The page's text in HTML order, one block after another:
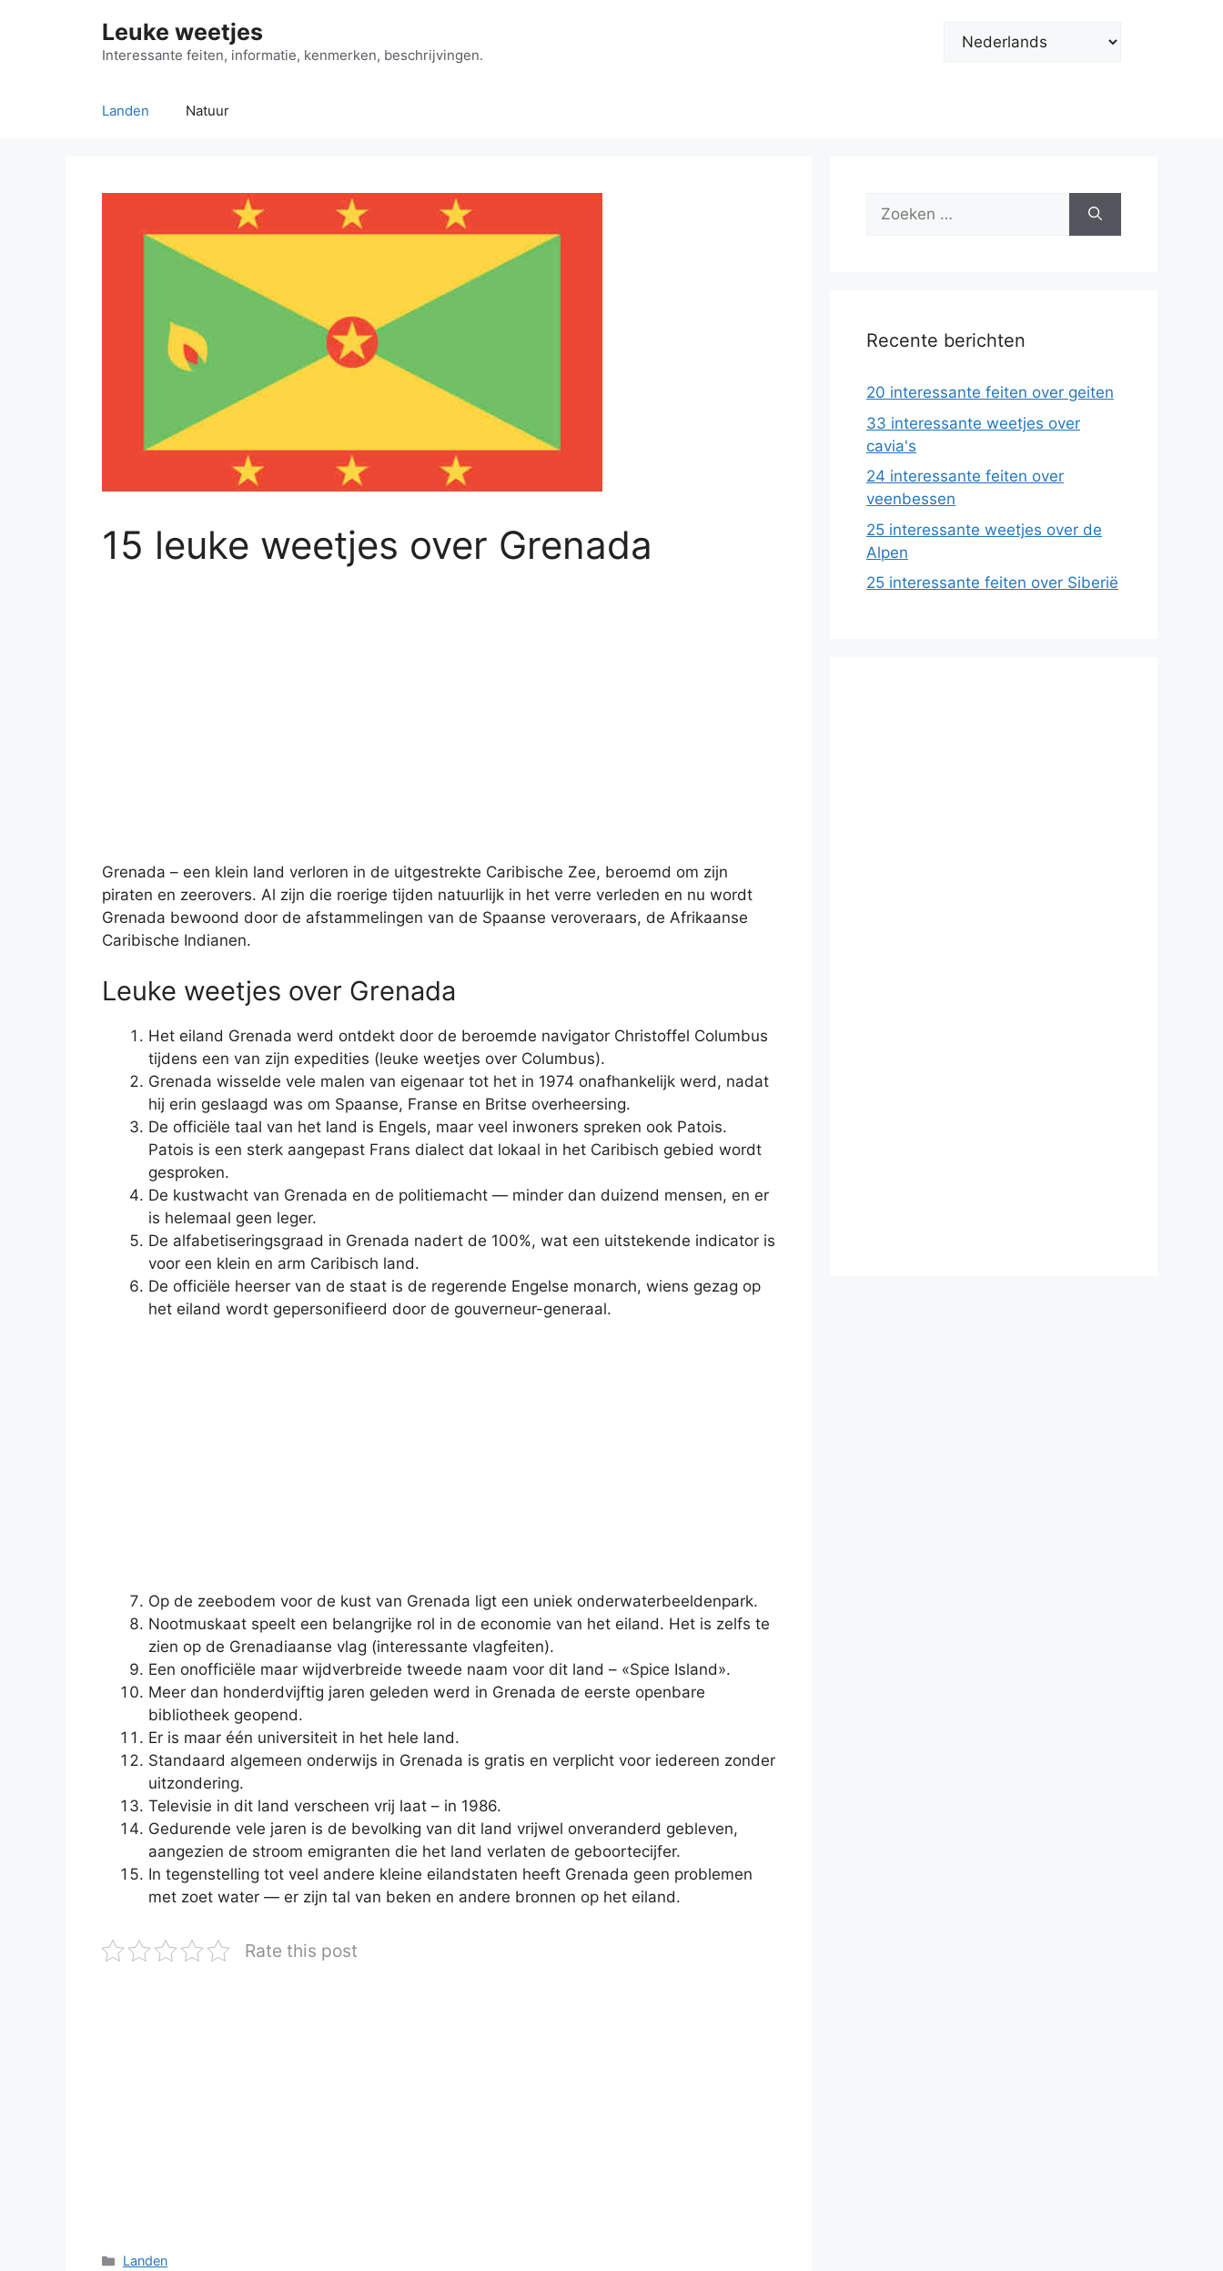
Leuke weetjes
Interessante feiten, informatie, kenmerken, beschrijvingen.
Kies
Landen Natuur
15 leuke weetjes over Grenada
Grenada – een klein land verloren in de uitgestrekte Caribische Zee, beroemd om zijn
piraten en zeerovers. Al zijn die roerige tijden natuurlijk in het verre verleden en nu wordt
Grenada bewoond door de afstammelingen van de Spaanse veroveraars, de Afrikaanse
Caribische Indianen.
Leuke weetjes over Grenada
Het eiland Grenada werd ontdekt door de beroemde navigator Christoffel Columbus
tijdens een van zijn expedities (leuke weetjes over Columbus).
Grenada wisselde vele malen van eigenaar tot het in 1974 onafhankelijk werd, nadat
hij erin geslaagd was om Spaanse, Franse en Britse overheersing.
De officiële taal van het land is Engels, maar veel inwoners spreken ook Patois.
Patois is een sterk aangepast Frans dialect dat lokaal in het Caribisch gebied wordt
gesproken.
De kustwacht van Grenada en de politiemacht — minder dan duizend mensen, en er
is helemaal geen leger.
De alfabetiseringsgraad in Grenada nadert de 100%, wat een uitstekende indicator is
voor een klein en arm Caribisch land.
De officiële heerser van de staat is de regerende Engelse monarch, wiens gezag op
het eiland wordt gepersonifieerd door de gouverneur-generaal.
Op de zeebodem voor de kust van Grenada ligt een uniek onderwaterbeeldenpark.
Nootmuskaat speelt een belangrijke rol in de economie van het eiland. Het is zelfs te
zien op de Grenadiaanse vlag (interessante vlagfeiten).
Een onofficiële maar wijdverbreide tweede naam voor dit land – «Spice Island».
Meer dan honderdvijftig jaren geleden werd in Grenada de eerste openbare
bibliotheek geopend.
Er is maar één universiteit in het hele land.
Standaard algemeen onderwijs in Grenada is gratis en verplicht voor iedereen zonder
uitzondering.
Televisie in dit land verscheen vrij laat – in 1986.
Gedurende vele jaren is de bevolking van dit land vrijwel onveranderd gebleven,
aangezien de stroom emigranten die het land verlaten de geboortecijfer.
In tegenstelling tot veel andere kleine eilandstaten heeft Grenada geen problemen
met zoet water — er zijn tal van beken en andere bronnen op het eiland.
Rate this post
Categorieën
Landen
Zoek
Recente berichten
20 interessante feiten over geiten
33 interessante weetjes over
cavia's
24 interessante feiten over
veenbessen
25 interessante weetjes over de
Alpen
25 interessante feiten over Siberië